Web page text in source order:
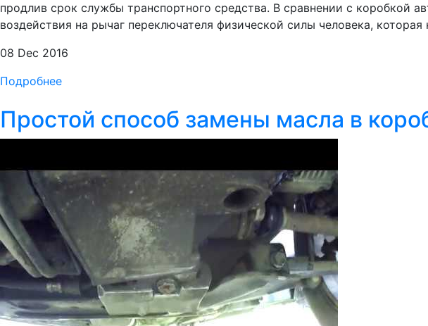
продлив срок службы транспортного средства. В сравнении с коробкой
воздействия на рычаг переключателя физической силы человека,
08 Dec 2016
Подробнее
Простой способ замены масла в